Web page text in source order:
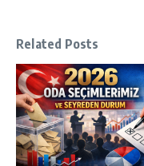
Related Posts